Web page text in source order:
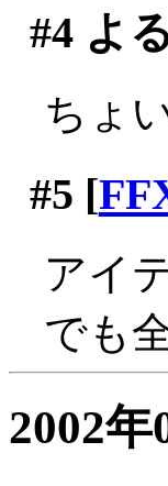
#4よ
ちょ
#5 [
アイ
でも
2002